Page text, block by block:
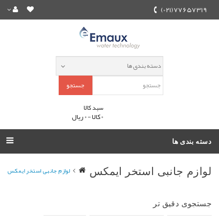
77657319(021)
جستجو
سبد کالا
0 کالا - 0 ریال
دسته بندی ها
لوازم جانبی استخر ایمکس لوازم جانبی استخر ایمکس
جستجوی دقیق تر